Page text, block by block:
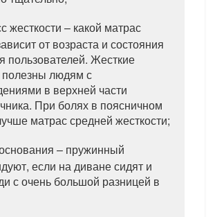
жесткости – какой матрас
от возраста и состояния
пользователей. Жесткие
полезны людям с
в верхней части
При болях в поясничном
матрас средней жесткости;
– пружинный
если на диване сидят и
с очень большой разницей в